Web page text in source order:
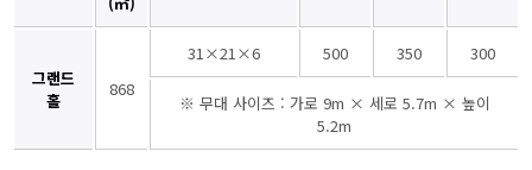
그랜드
홀
868
31×21×6 500 350 300
※ 무대 사이즈 : 가로 9m × 세로 5.7m × 높이
5.2m